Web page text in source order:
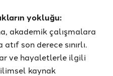
yokluğu:
akademik çalışmalara
son derece sınırlı.
ve hayaletlerle ilgili
kaynak